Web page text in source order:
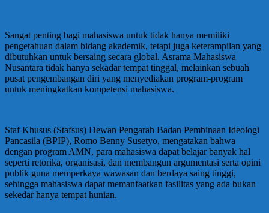
Sangat penting bagi mahasiswa untuk tidak hanya memiliki
pengetahuan dalam bidang akademik, tetapi juga keterampilan yang
dibutuhkan untuk bersaing secara global. Asrama Mahasiswa
Nusantara tidak hanya sekadar tempat tinggal, melainkan sebuah
pusat pengembangan diri yang menyediakan program-program
untuk meningkatkan kompetensi mahasiswa.
Staf Khusus (Stafsus) Dewan Pengarah Badan Pembinaan Ideologi
Pancasila (BPIP), Romo Benny Susetyo, mengatakan bahwa
dengan program AMN, para mahasiswa dapat belajar banyak hal
seperti retorika, organisasi, dan membangun argumentasi serta opini
publik guna memperkaya wawasan dan berdaya saing tinggi,
sehingga mahasiswa dapat memanfaatkan fasilitas yang ada bukan
sekedar hanya tempat hunian.